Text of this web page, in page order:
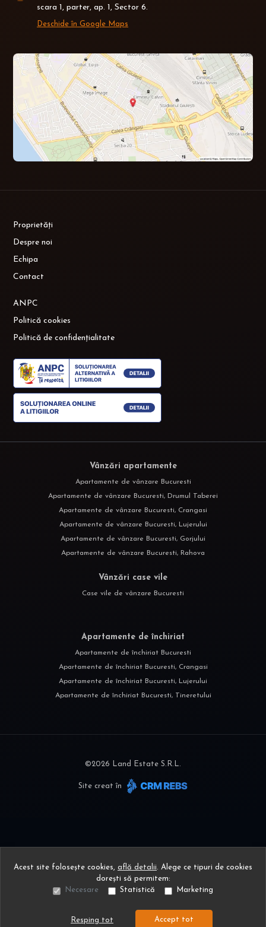
scara 1, parter, ap. 1, Sector 6.
Deschide în Google Maps
Proprietăți
Despre noi
Echipa
Contact
ANPC
Politică cookies
Politică de confidențialitate
Vânzări apartamente
Apartamente de vânzare Bucuresti
Apartamente de vânzare Bucuresti, Drumul Taberei
Apartamente de vânzare Bucuresti, Crangasi
Apartamente de vânzare Bucuresti, Lujerului
Apartamente de vânzare Bucuresti, Gorjului
Apartamente de vânzare Bucuresti, Rahova
Vânzări case vile
Case vile de vânzare Bucuresti
Apartamente de închiriat
Apartamente de închiriat Bucuresti
Apartamente de închiriat Bucuresti, Crangasi
Apartamente de închiriat Bucuresti, Lujerului
Apartamente de închiriat Bucuresti, Tineretului
©2026 Land Estate S.R.L.
Site creat în
Acest site folosește cookies, află detalii. Alege ce tipuri de cookies
dorești să permitem:
Necesare
Statistică Marketing
Resping tot Accept tot